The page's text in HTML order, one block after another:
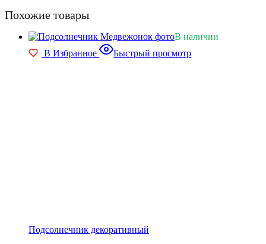
Похожие товары
В наличии
В Избранное
Быстрый просмотр
Подсолнечник декоративный